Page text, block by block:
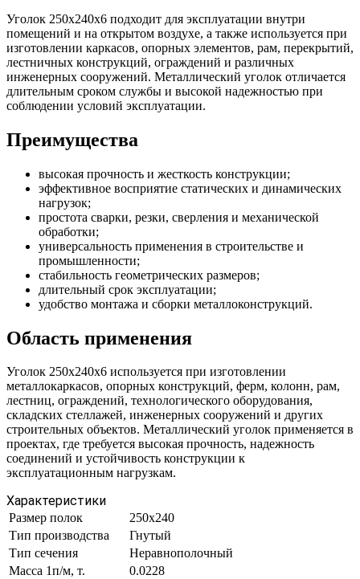
Уголок 250х240х6 подходит для эксплуатации внутри
помещений и на открытом воздухе, а также используется при
изготовлении каркасов, опорных элементов, рам, перекрытий,
лестничных конструкций, ограждений и различных
инженерных сооружений. Металлический уголок отличается
длительным сроком службы и высокой надежностью при
соблюдении условий эксплуатации.
Преимущества
высокая прочность и жесткость конструкции;
эффективное восприятие статических и динамических
нагрузок;
простота сварки, резки, сверления и механической
обработки;
универсальность применения в строительстве и
промышленности;
стабильность геометрических размеров;
длительный срок эксплуатации;
удобство монтажа и сборки металлоконструкций.
Область применения
Уголок 250х240х6 используется при изготовлении
металлокаркасов, опорных конструкций, ферм, колонн, рам,
лестниц, ограждений, технологического оборудования,
складских стеллажей, инженерных сооружений и других
строительных объектов. Металлический уголок применяется в
проектах, где требуется высокая прочность, надежность
соединений и устойчивость конструкции к
эксплуатационным нагрузкам.
Характеристики
Размер полок
250х240
Тип производства
Гнутый
Тип сечения
Неравнополочный
Масса 1п/м, т.
0.0228